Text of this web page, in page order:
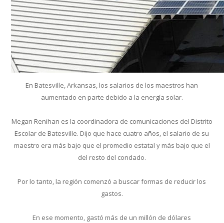
En Batesville, Arkansas, los salarios de los maestros han
aumentado en parte debido a la energía solar.
Megan Renihan es la coordinadora de comunicaciones del Distrito
Escolar de Batesville. Dijo que hace cuatro años, el salario de su
maestro era más bajo que el promedio estatal y más bajo que el
del resto del condado.
Por lo tanto, la región comenzó a buscar formas de reducir los
gastos.
En ese momento, gastó más de un millón de dólares